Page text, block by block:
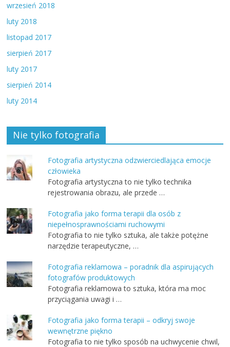
wrzesień 2018
luty 2018
listopad 2017
sierpień 2017
luty 2017
sierpień 2014
luty 2014
Nie tylko fotografia
Fotografia artystyczna odzwierciedlająca emocje
człowieka
Fotografia artystyczna to nie tylko technika
rejestrowania obrazu, ale przede …
Fotografia jako forma terapii dla osób z
niepełnosprawnościami ruchowymi
Fotografia to nie tylko sztuka, ale także potężne
narzędzie terapeutyczne, …
Fotografia reklamowa – poradnik dla aspirujących
fotografów produktowych
Fotografia reklamowa to sztuka, która ma moc
przyciągania uwagi i …
Fotografia jako forma terapii – odkryj swoje
wewnętrzne piękno
Fotografia to nie tylko sposób na uchwycenie chwil,